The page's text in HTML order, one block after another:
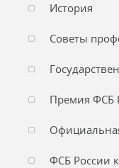
История
Советы
Премия ФСБ
ФСБ России